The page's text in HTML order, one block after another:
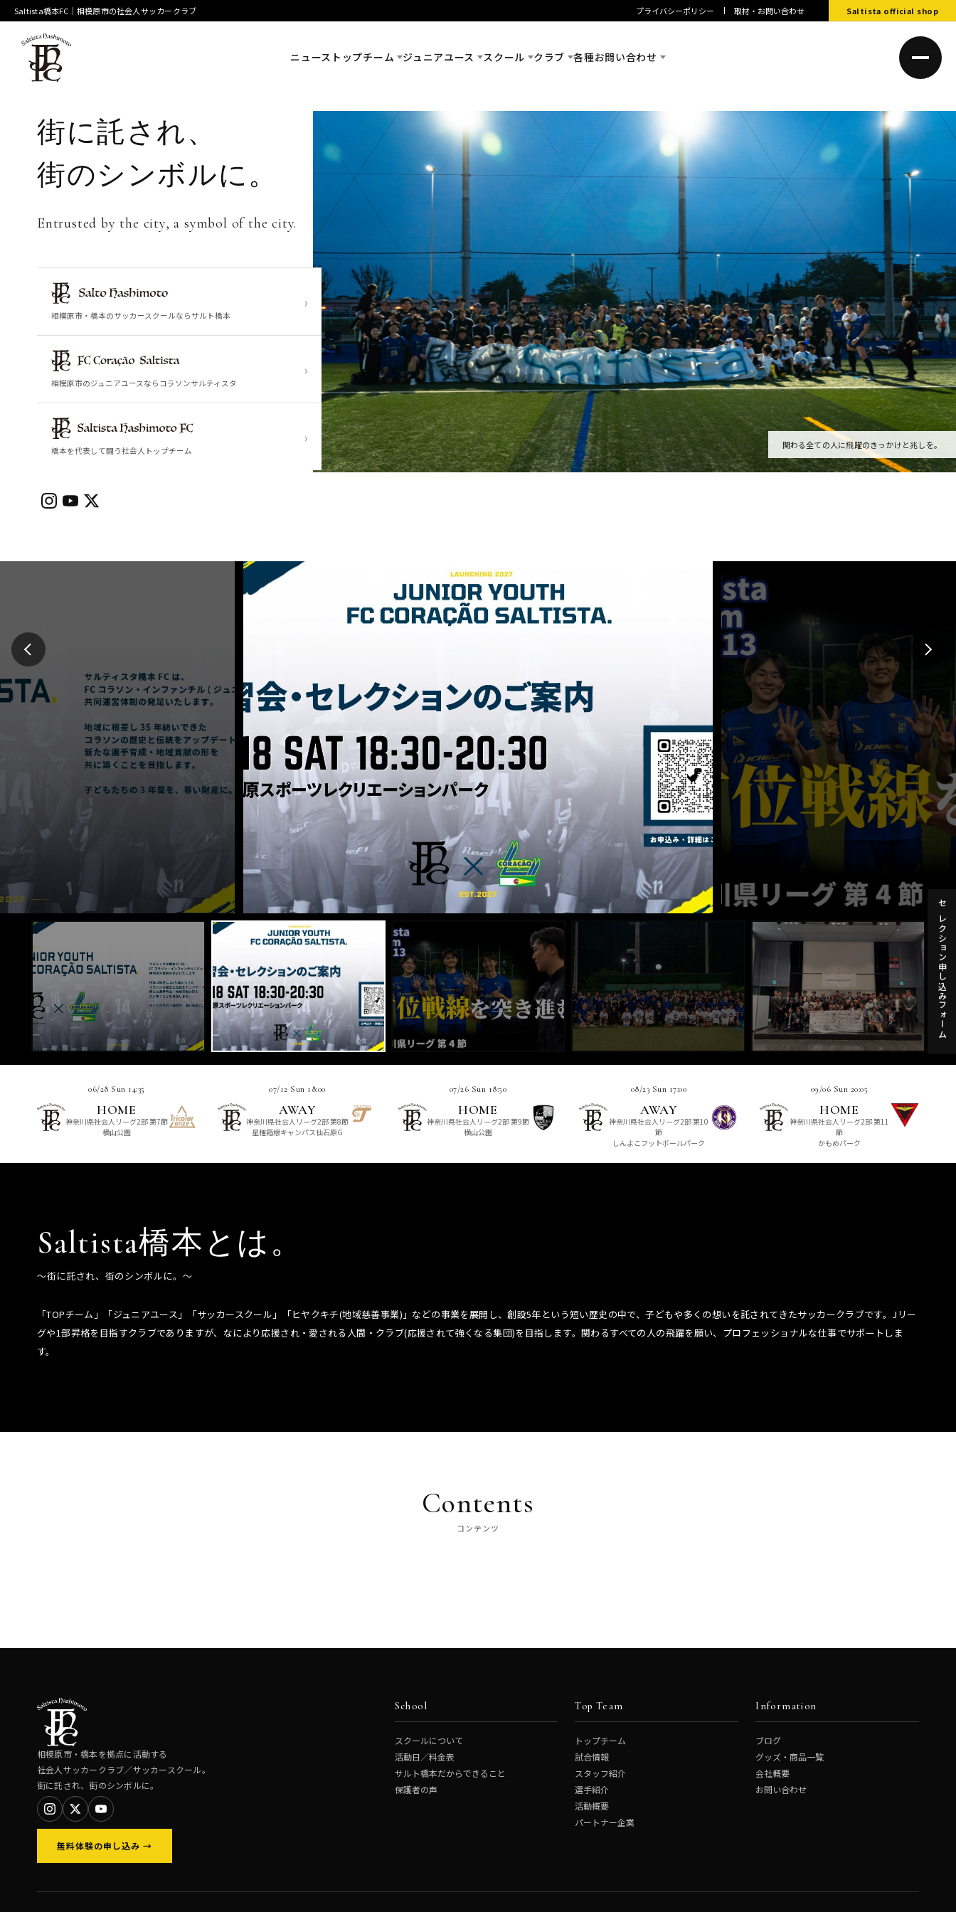
Saltista橋本FC｜相模原市の社会人サッカークラブ プライバシーポリシー 取材・お問い合わせ Saltista official shop
ニュース トップチーム ジュニアユース スクール クラブ 各種お問い合わせ
街に託され、
街のシンボルに。
Entrusted by the city, a symbol of the city.
相模原市・橋本のサッカースクールならサルト橋本
›
相模原市のジュニアユースならコラソンサルティスタ
›
橋本を代表して闘う社会人トップチーム
› 関わる全ての人に飛躍のきっかけと兆しを。
06/28 Sun 14:35
HOME
神奈川県社会人リーグ2部 第7節
横山公園
07/12 Sun 18:00
AWAY
神奈川県社会人リーグ2部 第8節
星槎箱根キャンパス仙石原G
07/26 Sun 18:50
HOME
神奈川県社会人リーグ2部 第9節
横山公園
08/23 Sun 17:00
AWAY
神奈川県社会人リーグ2部 第10
節
しんよこフットボールパーク
09/06 Sun 20:05
HOME
神奈川県社会人リーグ2部 第11
節
かもめパーク
Saltista橋本とは。
〜街に託され、街のシンボルに。〜
「TOPチーム」「ジュニアユース」「サッカースクール」「ヒヤクキチ(地域慈善事業)」などの事業を展開し、創設5年という短い歴史の中で、子どもや多くの想いを託されてきたサッカークラブです。Jリー
グや1部昇格を目指すクラブでありますが、なにより応援され・愛される人間・クラブ(応援されて強くなる集団)を目指します。関わるすべての人の飛躍を願い、プロフェッショナルな仕事でサポートしま
す。
Contents
コンテンツ
セレクション申し込みフォーム
相模原市・橋本を拠点に活動する
社会人サッカークラブ／サッカースクール。
街に託され、街のシンボルに。
無料体験の申し込み →
School
スクールについて
活動日／料金表
サルト橋本だからできること
保護者の声
Top Team
トップチーム
試合情報
スタッフ紹介
選手紹介
活動概要
パートナー企業
Information
ブログ
グッズ・商品一覧
会社概要
お問い合わせ